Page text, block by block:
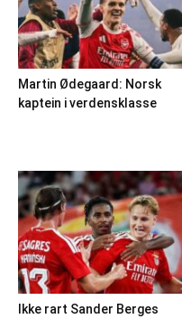
Martin Ødegaard: Norsk
kaptein i verdensklasse
Ikke rart Sander Berges